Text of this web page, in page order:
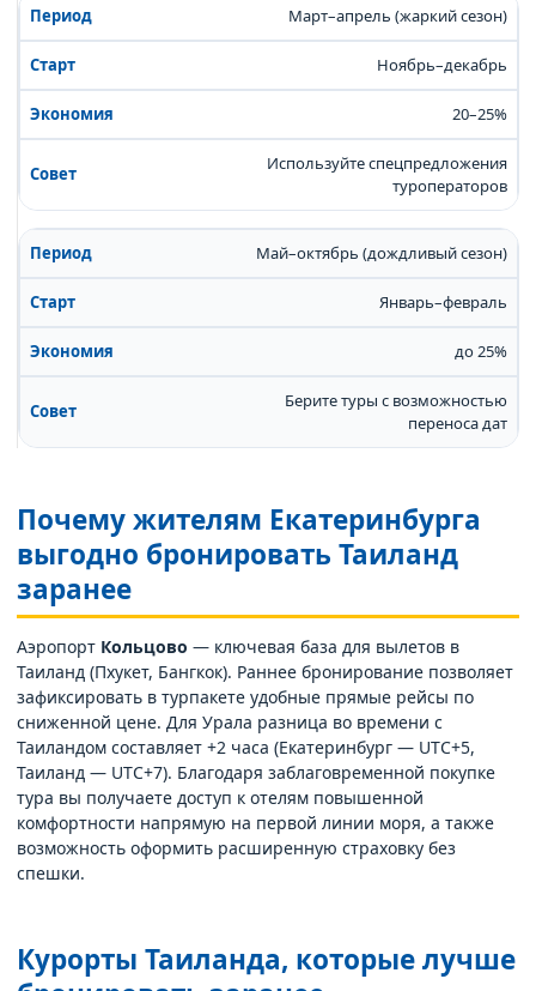
Март–апрель (жаркий сезон)
Ноябрь–декабрь
20–25%
Используйте спецпредложения
туроператоров
Май–октябрь (дождливый сезон)
Январь–февраль
до 25%
Берите туры с возможностью
переноса дат
Почему жителям Екатеринбурга
выгодно бронировать Таиланд
заранее
Аэропорт Кольцово — ключевая база для вылетов в
Таиланд (Пхукет, Бангкок). Раннее бронирование позволяет
зафиксировать в турпакете удобные прямые рейсы по
сниженной цене. Для Урала разница во времени с
Таиландом составляет +2 часа (Екатеринбург — UTC+5,
Таиланд — UTC+7). Благодаря заблаговременной покупке
тура вы получаете доступ к отелям повышенной
комфортности напрямую на первой линии моря, а также
возможность оформить расширенную страховку без
спешки.
Курорты Таиланда, которые лучше